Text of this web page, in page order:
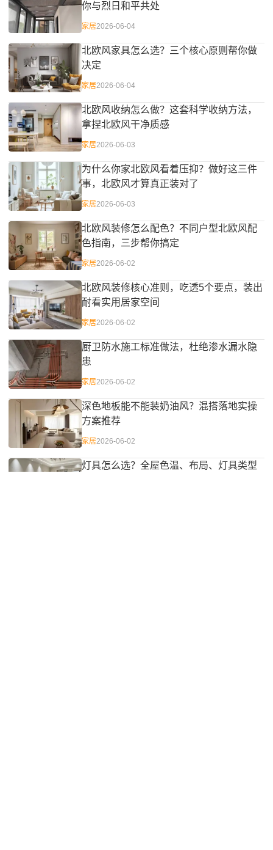
你与烈日和平共处
家居2026-06-04
北欧风家具怎么选？三个核心原则帮你做
决定
家居2026-06-04
北欧风收纳怎么做？这套科学收纳方法，
拿捏北欧风干净质感
家居2026-06-03
为什么你家北欧风看着压抑？做好这三件
事，北欧风才算真正装对了
家居2026-06-03
北欧风装修怎么配色？不同户型北欧风配
色指南，三步帮你搞定
家居2026-06-02
北欧风装修核心准则，吃透5个要点，装出
耐看实用居家空间
家居2026-06-02
厨卫防水施工标准做法，杜绝渗水漏水隐
患
家居2026-06-02
深色地板能不能装奶油风？混搭落地实操
方案推荐
家居2026-06-02
灯具怎么选？全屋色温、布局、灯具类型